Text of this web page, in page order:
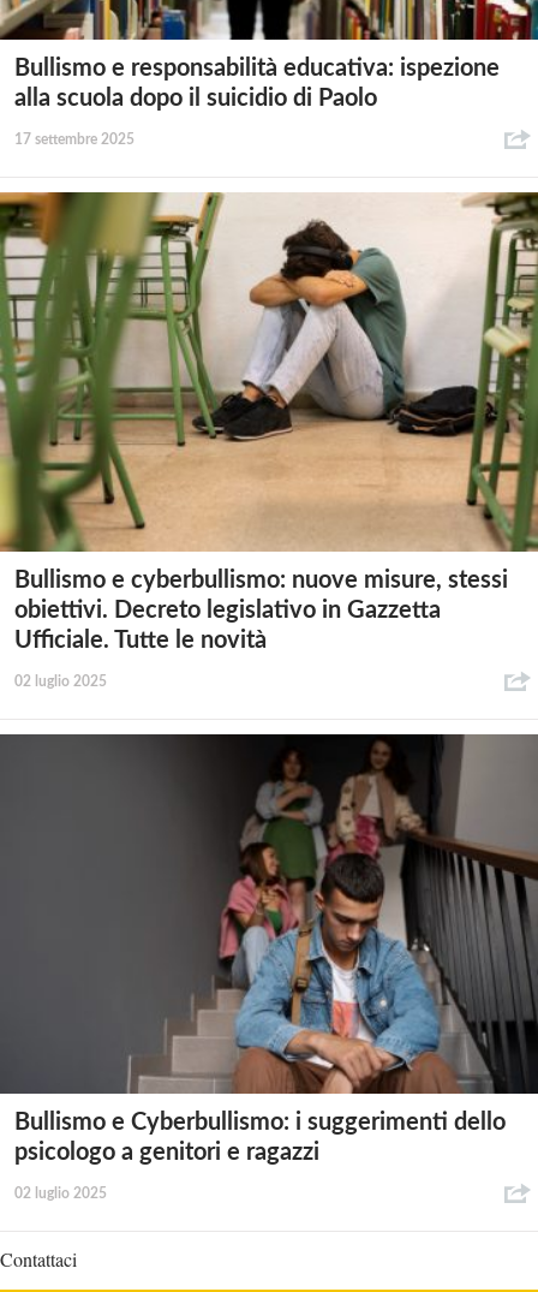
Bullismo e responsabilità educativa: ispezione
alla scuola dopo il suicidio di Paolo
17 settembre 2025
Bullismo e cyberbullismo: nuove misure, stessi
obiettivi. Decreto legislativo in Gazzetta
Ufficiale. Tutte le novità
02 luglio 2025
Bullismo e Cyberbullismo: i suggerimenti dello
psicologo a genitori e ragazzi
02 luglio 2025
Contattaci